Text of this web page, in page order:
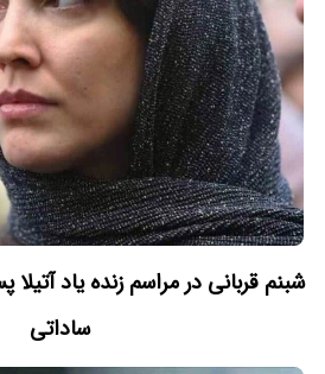
شبنم قربانی در مراسم زنده یاد
ساداتی